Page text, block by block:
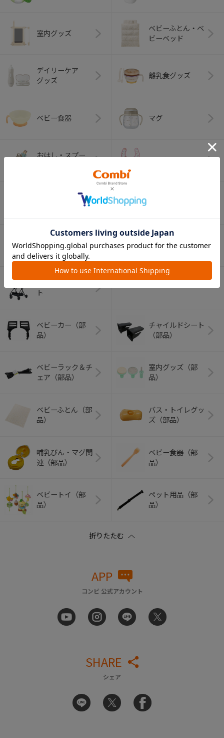
室内グッズ
ベビーふとん・ベ
ビーベッド
デイリーケア
グッズ
離乳食グッズ
ベビー食器 マグ
おはし・スプー
（お口のケア）
（ヘルメット）
ペット用品
ショッピングカー
ト
ベビーカー（部
品）
チャイルドシート
（部品）
ベビーラック＆チ
ェア（部品）
室内グッズ（部
品）
ベビーふとん（部
品）
バス・トイレグッ
ズ（部品）
哺乳びん・マグ関
連（部品）
ベビー食器（部
品）
ベビートイ（部
品）
ペット用品（部
品）
APP
コンビ 公式アカウント
SHARE
シェア